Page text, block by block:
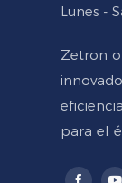
Lunes -
Zetron
para el